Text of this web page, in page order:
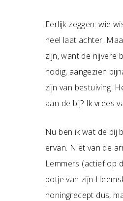
Eerlijk zeggen: wie
heel laat achter.
zijn, want de nijvere
nodig, aangezien
zijn van bestuiving.
aan de bij? Ik vrees
Nu ben ik wat de bij
ervan. Niet van de
Lemmers (actief op
potje van zijn
honingrecept dus,